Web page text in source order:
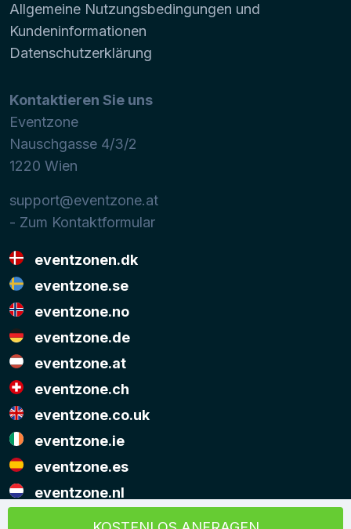
Allgemeine Nutzungsbedingungen und
Kundeninformationen
Datenschutzerklärung
Kontaktieren Sie uns
Eventzone
Nauschgasse 4/3/2
1220 Wien
support@eventzone.at
- Zum Kontaktformular
eventzonen.dk
eventzone.se
eventzone.no
eventzone.de
eventzone.at
eventzone.ch
eventzone.co.uk
eventzone.ie
eventzone.es
eventzone.nl